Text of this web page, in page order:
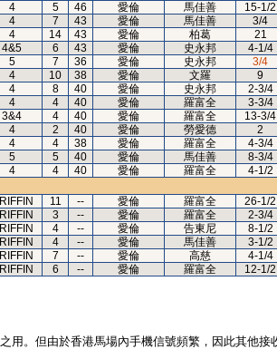
4 5 46 愛倫 馬佳善 15-1/2
4 7 43 愛倫 馬佳善 3/4
4 14 43 愛倫 柏葛 21
4&5 6 43 愛倫 史永邦 4-1/4
5 7 36 愛倫 史永邦 3/4
4 10 38 愛倫 文羅 9
4 8 40 愛倫 史永邦 2-3/4
4 4 40 愛倫 羅富全 3-3/4
3&4 4 40 愛倫 羅富全 13-3/4
4 2 40 愛倫 勞愛德 2
4 4 38 愛倫 羅富全 4-3/4
5 5 40 愛倫 馬佳善 8-3/4
4 4 40 愛倫 羅富全 4-1/2
11 -- 愛倫 羅富全 26-1/2
3 -- 愛倫 羅富全 2-3/4
4 -- 愛倫 告東尼 8-1/2
4 -- 愛倫 馬佳善 3-1/2
7 -- 愛倫 高慈 4-1/4
6 -- 愛倫 羅富全 12-1/2
用。但由於香港馬場內手機信號頻繁，因此其他